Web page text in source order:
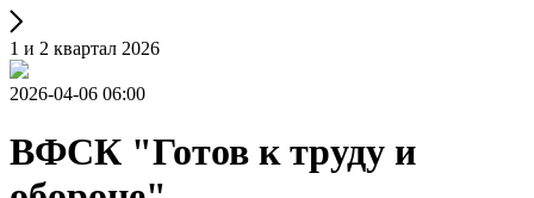
1 и 2 квартал 2026
2026-04-06 06:00
ВФСК "Готов к труду и